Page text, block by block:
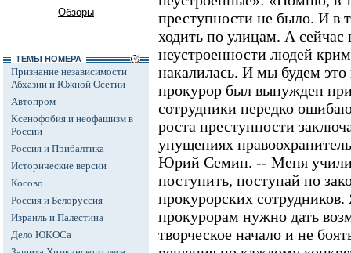
Обзоры
ТЕМЫ НОМЕРА
Признание независимости
Абхазии и Южной Осетии
Автопром
Ксенофобия и неофашизм в
России
Россия и Прибалтика
Исторические версии
Косово
Россия и Белоруссия
Израиль и Палестина
Дело ЮКОСа
преступности не было. И в
ходить по улицам. А сейчас
неустроенности людей
накалилась. И мы будем это
прокурор был вынужден
сотрудники нередко
роста преступности
упущениях
Юрий Семин. -- Меня учили
поступить, поступай по
прокурорских
прокурорам нужно дать
творческое начало и не